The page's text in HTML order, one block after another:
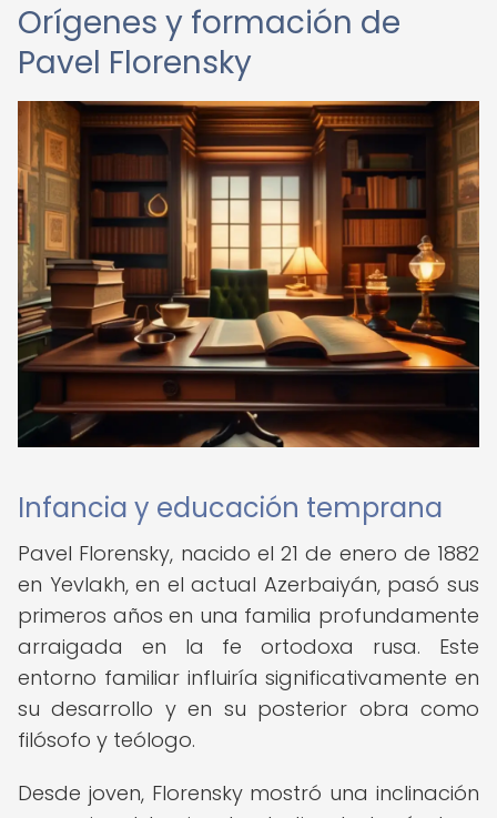
Orígenes y formación de
Pavel Florensky
Infancia y educación temprana
Pavel Florensky, nacido el 21 de enero de 1882
en Yevlakh, en el actual Azerbaiyán, pasó sus
primeros años en una familia profundamente
arraigada en la fe ortodoxa rusa. Este
entorno familiar influiría significativamente en
su desarrollo y en su posterior obra como
filósofo y teólogo.
Desde joven, Florensky mostró una inclinación